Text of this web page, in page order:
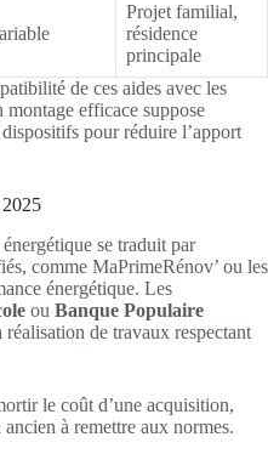
Projet familial,
résidence
principale
de ces aides avec les
efficace suppose
pour réduire l’apport
se traduit par
comme MaPrimeRénov’ ou les
énergétique. Les
ou Banque Populaire
de travaux respectant
le coût d’une acquisition,
à remettre aux normes.